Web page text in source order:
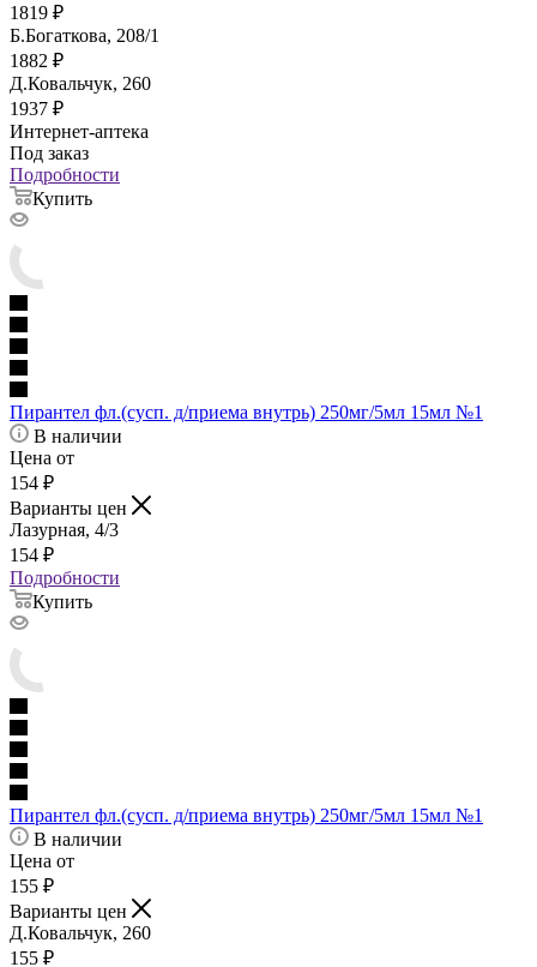
1819 ₽
Б.Богаткова, 208/1
1882 ₽
Д.Ковальчук, 260
1937 ₽
Интернет-аптека
Под заказ
Подробности
Купить
Пирантел фл.(сусп. д/приема внутрь) 250мг/5мл 15мл №1
В наличии
Цена от
154 ₽
Варианты цен
Лазурная, 4/3
154 ₽
Подробности
Купить
Пирантел фл.(сусп. д/приема внутрь) 250мг/5мл 15мл №1
В наличии
Цена от
155 ₽
Варианты цен
Д.Ковальчук, 260
155 ₽